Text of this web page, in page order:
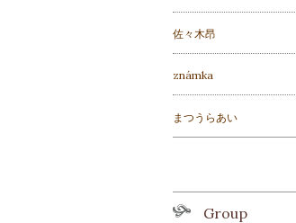
佐々木昂
známka
まつうらあい
Group